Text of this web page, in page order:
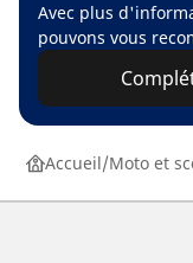
Avec plus
pouvons vous
Accueil Moto et